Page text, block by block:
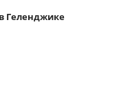
Геленджике